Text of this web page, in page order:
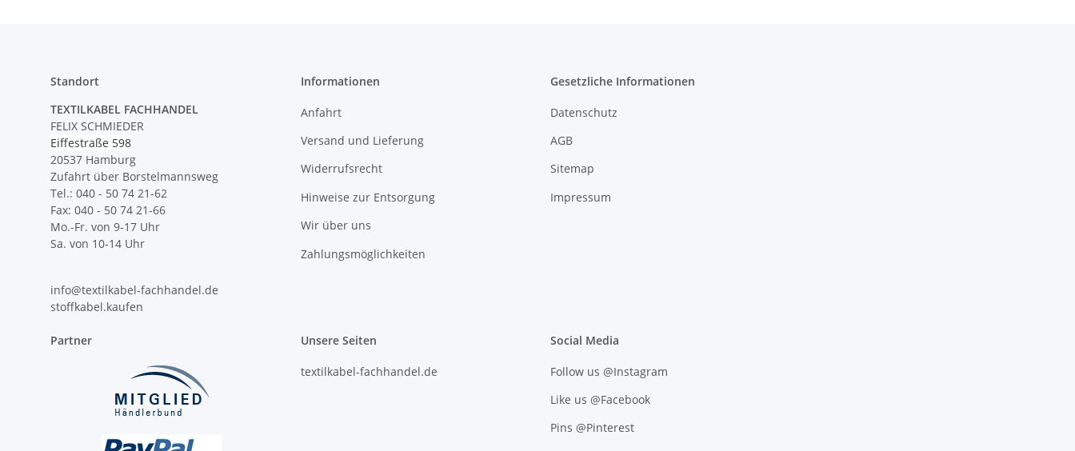
Standort
TEXTILKABEL FACHHANDEL
FELIX SCHMIEDER
Eiffestraße 598
20537 Hamburg
Zufahrt über Borstelmannsweg
Tel.: 040 - 50 74 21-62
Fax: 040 - 50 74 21-66
Mo.-Fr. von 9-17 Uhr
Sa. von 10-14 Uhr
info@textilkabel-fachhandel.de
stoffkabel.kaufen
Informationen
Anfahrt
Versand und Lieferung
Widerrufsrecht
Hinweise zur Entsorgung
Wir über uns
Zahlungsmöglichkeiten
Gesetzliche Informationen
Datenschutz
AGB
Sitemap
Impressum
Partner Unsere Seiten
textilkabel-fachhandel.de
Social Media
Follow us @Instagram
Like us @Facebook
Pins @Pinterest